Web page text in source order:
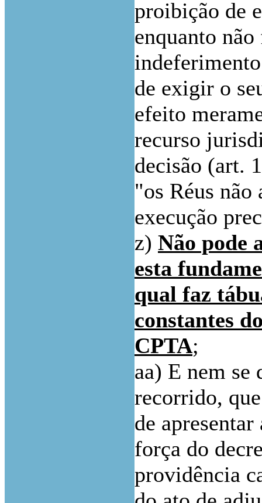
proibição de
enquanto
de exigir o
efeito
recurso
decisão (art.
"os Réus
execução
z) Não pode
esta
qual faz
constantes
CPTA;
aa) E nem
recorrido,
de
força do
providência